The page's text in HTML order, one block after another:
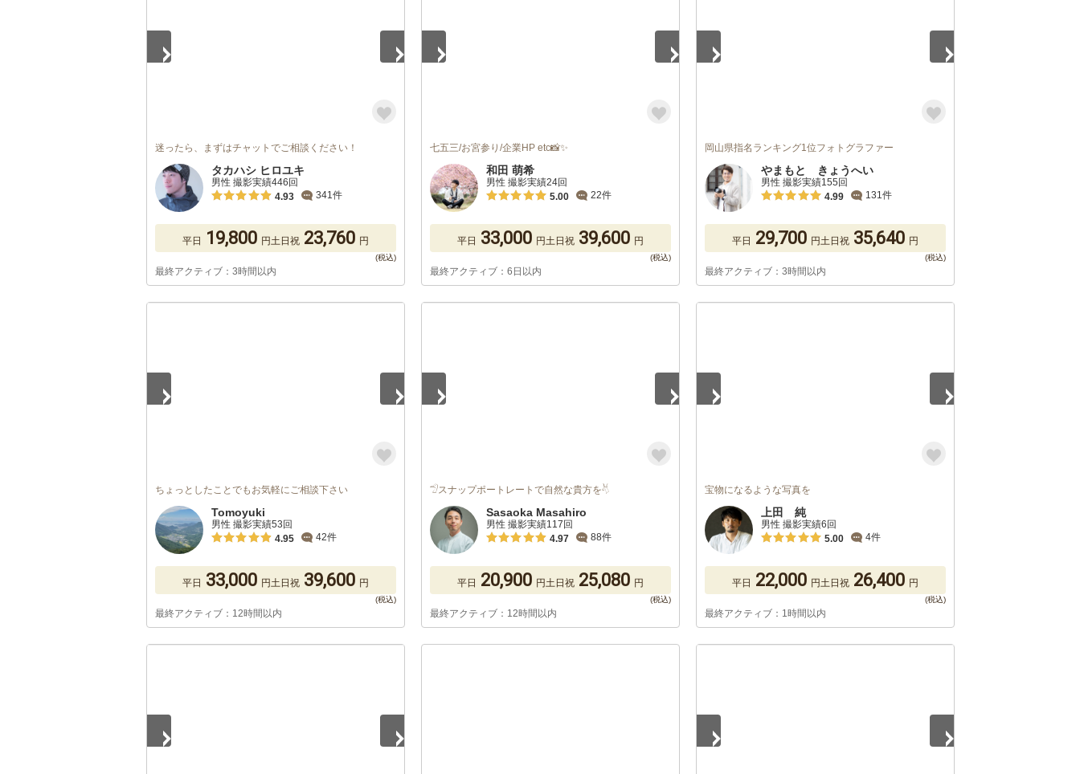
迷ったら、まずはチャットでご相談ください！
タカハシ ヒロユキ
男性 撮影実績446回
4.93
341件
平日 19,800 円土日祝 23,760 円
最終アクティブ：3時間以内
七五三/お宮参り/企業HP etc📸✨
和田 萌希
男性 撮影実績24回
5.00
22件
平日 33,000 円土日祝 39,600 円
最終アクティブ：6日以内
岡山県指名ランキング1位フォトグラファー
やまもと きょうへい
男性 撮影実績155回
4.99
131件
平日 29,700 円土日祝 35,640 円
最終アクティブ：3時間以内
ちょっとしたことでもお気軽にご相談下さい
Tomoyuki
男性 撮影実績53回
4.95
42件
平日 33,000 円土日祝 39,600 円
最終アクティブ：12時間以内
𓅿スナップポートレートで自然な貴方を𓄃
Sasaoka Masahiro
男性 撮影実績117回
4.97
88件
平日 20,900 円土日祝 25,080 円
最終アクティブ：12時間以内
宝物になるような写真を
上田 純
男性 撮影実績6回
5.00
4件
平日 22,000 円土日祝 26,400 円
最終アクティブ：1時間以内